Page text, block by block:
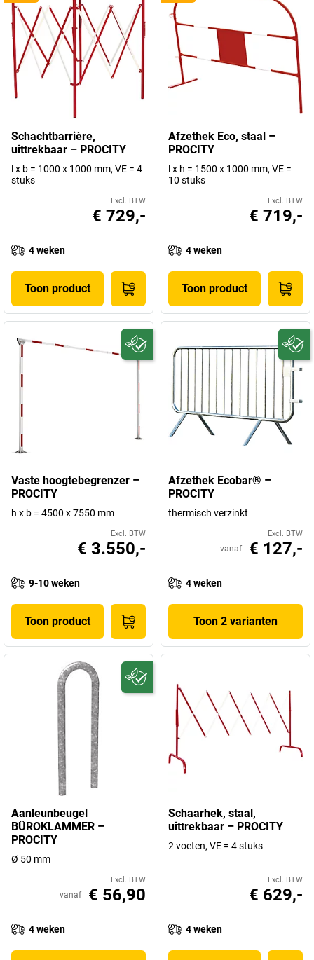
Schachtbarrière,
uittrekbaar – PROCITY
l x b = 1000 x 1000 mm, VE = 4
stuks
Excl. BTW
€ 729,-
4 weken
Toon product
Afzethek Eco, staal –
PROCITY
l x h = 1500 x 1000 mm, VE =
10 stuks
Excl. BTW
€ 719,-
4 weken
Toon product
Vaste hoogtebegrenzer –
PROCITY
h x b = 4500 x 7550 mm
Excl. BTW
€ 3.550,-
9-10 weken
Toon product
Afzethek Ecobar® –
PROCITY
thermisch verzinkt
Excl. BTW
vanaf € 127,-
4 weken
Toon 2 varianten
Aanleunbeugel
BÜROKLAMMER –
PROCITY
Ø 50 mm
Excl. BTW
vanaf € 56,90
4 weken
Schaarhek, staal,
uittrekbaar – PROCITY
2 voeten, VE = 4 stuks
Excl. BTW
€ 629,-
4 weken